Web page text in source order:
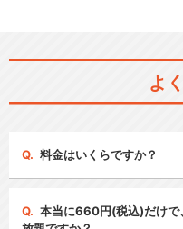
よ
料金はいくらですか？
本当に660円(税込)だけ